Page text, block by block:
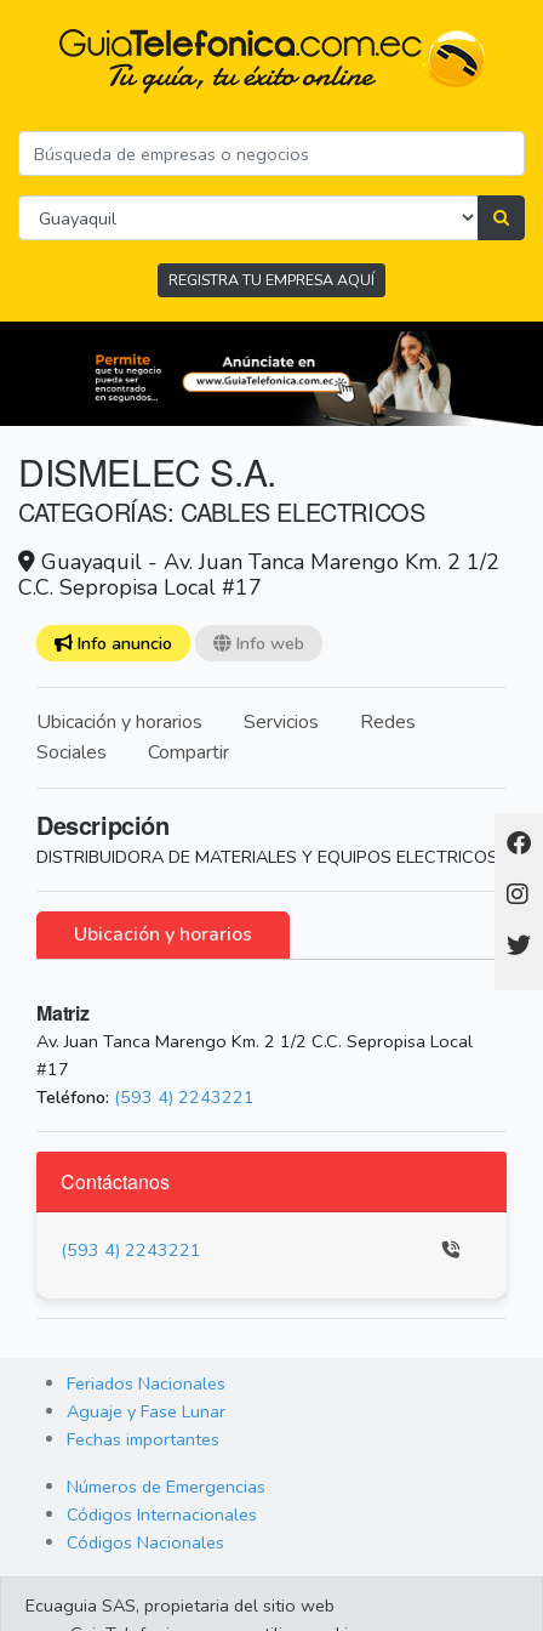
REGISTRA TU EMPRESA AQUÍ
DISMELEC S.A.
CATEGORÍAS: CABLES ELECTRICOS
Guayaquil - Av. Juan Tanca Marengo Km. 2 1/2
C.C. Sepropisa Local #17
Info anuncio Info web
Ubicación y horarios Servicios
Redes
Sociales
Compartir
Descripción
DISTRIBUIDORA DE MATERIALES Y EQUIPOS ELECTRICOS
Ubicación y horarios
Matriz
Av. Juan Tanca Marengo Km. 2 1/2 C.C. Sepropisa Local
#17
Teléfono: (593 4) 2243221
Contáctanos
(593 4) 2243221
Feriados Nacionales
Aguaje y Fase Lunar
Fechas importantes
Números de Emergencias
Códigos Internacionales
Códigos Nacionales
Cambio de Divisas
Ecuaguia SAS, propietaria del sitio web